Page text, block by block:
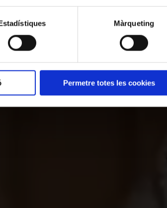
Màrqueting
Permetre totes les cookies
VISITA EL PALAU